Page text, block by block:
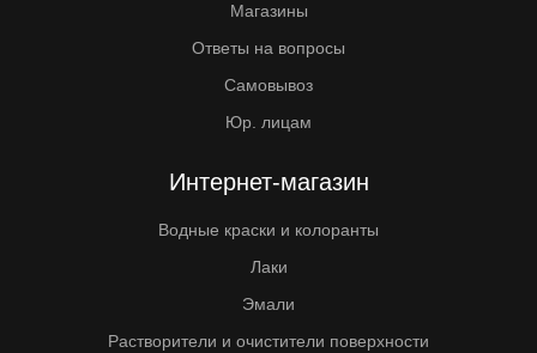
Магазины
Ответы на вопросы
Самовывоз
Юр. лицам
Интернет-магазин
Водные краски и колоранты
Лаки
Эмали
Растворители и очистители поверхности